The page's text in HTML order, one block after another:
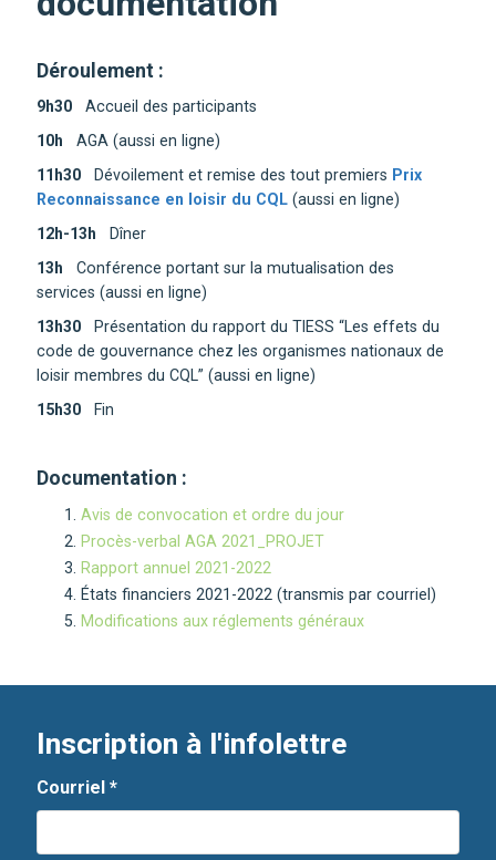
Déroulement :
9h30
Accueil des participants
10h
AGA (aussi en ligne)
11h30
Dévoilement et remise des tout premiers Prix
Reconnaissance en loisir du CQL(aussi en ligne)
12h-13h
Dîner
13h
Conférence portant sur la mutualisation des
services (aussi en ligne)
13h30
Présentation du rapport du TIESS “Les effets du
code de gouvernance chez les organismes nationaux de
loisir membres du CQL” (aussi en ligne)
15h30
Fin
Documentation :
Avis de convocation et ordre du jour
Procès-verbal AGA 2021_PROJET
Rapport annuel 2021-2022
États financiers 2021-2022 (transmis par courriel)
Modifications aux réglements généraux
Inscription à l'infolettre
Courriel *